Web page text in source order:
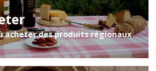
acheter des produits régionaux